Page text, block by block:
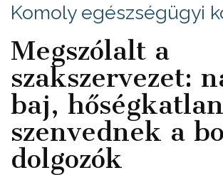
Komoly egészségügyi
Megszólalt a
szakszervezet:
baj,
szenvednek a
dolgozók